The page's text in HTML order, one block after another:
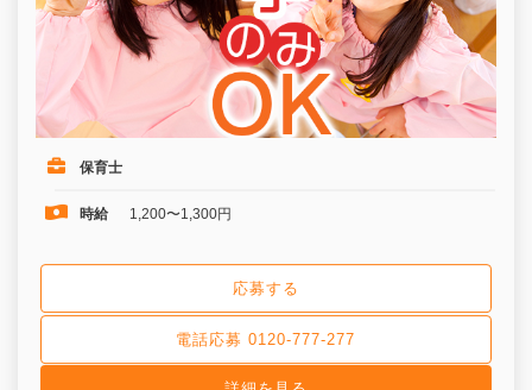
保育士
時給 1,200〜1,300円
応募する
電話応募 0120-777-277